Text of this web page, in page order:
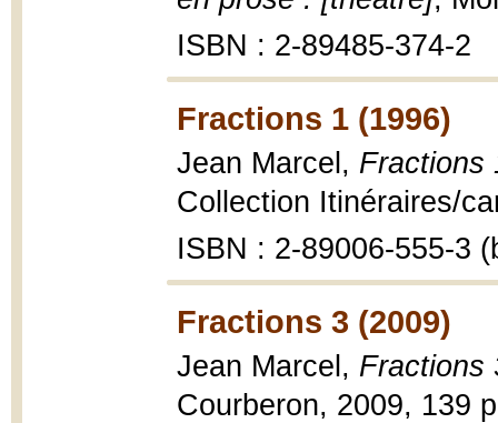
ISBN : 2-89485-374-2
Fractions 1 (1996)
Jean Marcel, Fractions
Collection Itinéraires/
ISBN : 2-89006-555-3
Fractions 3 (2009)
Jean Marcel, Fractions
Courberon, 2009, 139